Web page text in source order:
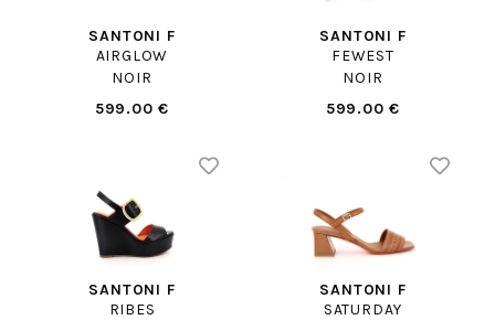
SANTONI F
AIRGLOW
NOIR
599.00 €
SANTONI F
FEWEST
NOIR
599.00 €
SANTONI F
RIBES
SANTONI F
SATURDAY